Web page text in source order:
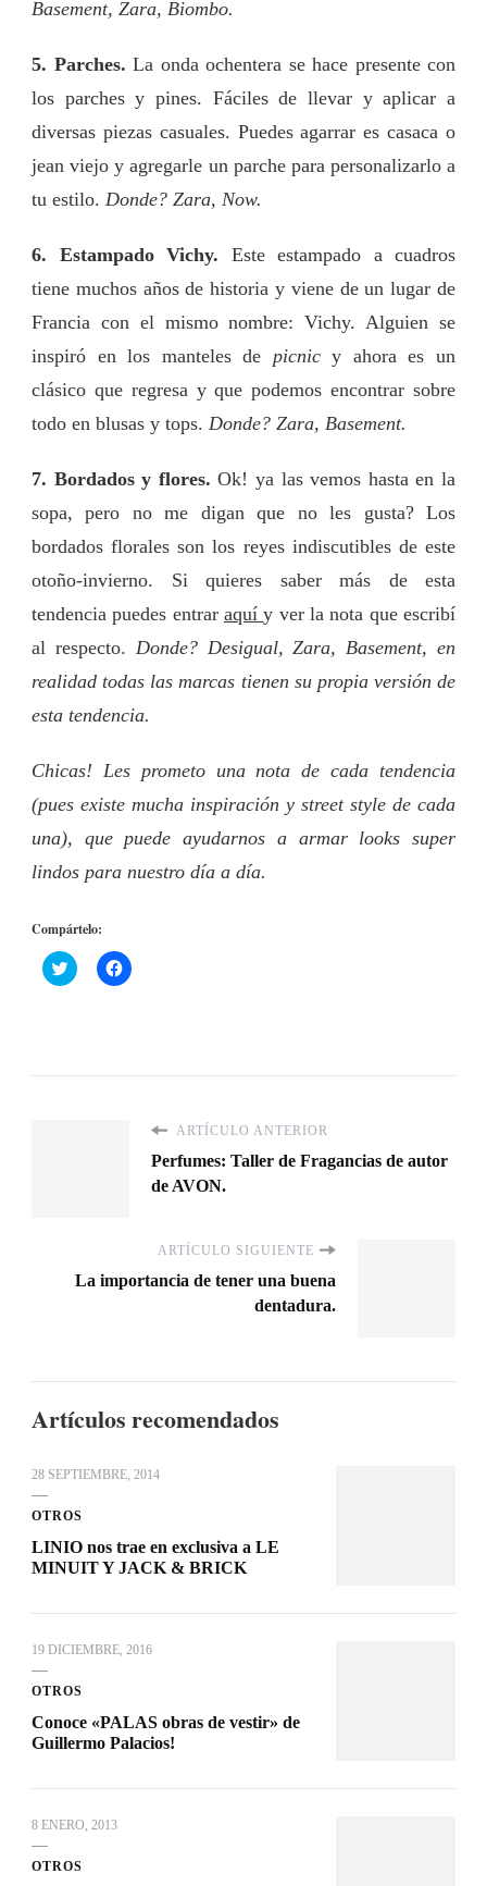
Basement, Zara, Biombo.
5. Parches. La onda ochentera se hace presente con
los parches y pines. Fáciles de llevar y aplicar a
diversas piezas casuales. Puedes agarrar es casaca o
jean viejo y agregarle un parche para personalizarlo a
tu estilo. Donde? Zara, Now.
6. Estampado Vichy. Este estampado a cuadros
tiene muchos años de historia y viene de un lugar de
Francia con el mismo nombre: Vichy. Alguien se
inspiró en los manteles de picnicy ahora es un
clásico que regresa y que podemos encontrar sobre
todo en blusas y tops. Donde? Zara, Basement.
7. Bordados y flores.Ok! ya las vemos hasta en la
sopa, pero no me digan que no les gusta? Los
bordados florales son los reyes indiscutibles de este
otoño-invierno. Si quieres saber más de esta
tendencia puedes entrar aquíy ver la nota que escribí
al respecto. Donde? Desigual, Zara, Basement, en
realidad todas las marcas tienen su propia versión de
esta tendencia.
Chicas! Les prometo una nota de cada tendencia
(pues existe mucha inspiración y street style de cada
una), que puede ayudarnos a armar looks super
lindos para nuestro día a día.
Compártelo:
Haz
clic
en
Haz
clic
en
nueva) ARTÍCULO ANTERIOR
Perfumes: Taller de Fragancias de autor
de AVON.
ARTÍCULO SIGUIENTE
La importancia de tener una buena
dentadura.
Artículos recomendados
28 SEPTIEMBRE, 2014
OTROS
LINIO nos trae en exclusiva a LE
MINUIT Y JACK & BRICK
19 DICIEMBRE, 2016
OTROS
Conoce «PALAS obras de vestir» de
Guillermo Palacios!
8 ENERO, 2013
OTROS